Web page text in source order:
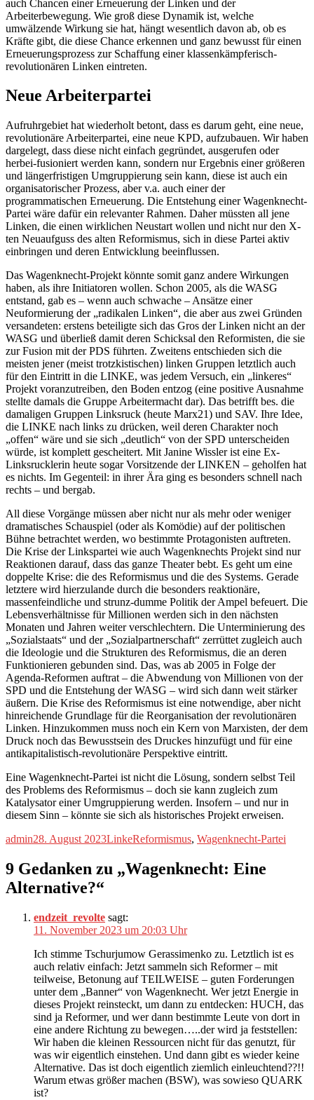
auch Chancen einer Erneuerung der Linken und der
Arbeiterbewegung. Wie groß diese Dynamik ist, welche
umwälzende Wirkung sie hat, hängt wesentlich davon ab, ob es
Kräfte gibt, die diese Chance erkennen und ganz bewusst für einen
Erneuerungsprozess zur Schaffung einer klassenkämpferisch-
revolutionären Linken eintreten.
Neue Arbeiterpartei
Aufruhrgebiet hat wiederholt betont, dass es darum geht, eine neue,
revolutionäre Arbeiterpartei, eine neue KPD, aufzubauen. Wir haben
dargelegt, dass diese nicht einfach gegründet, ausgerufen oder
herbei-fusioniert werden kann, sondern nur Ergebnis einer größeren
und längerfristigen Umgruppierung sein kann, diese ist auch ein
organisatorischer Prozess, aber v.a. auch einer der
programmatischen Erneuerung. Die Entstehung einer Wagenknecht-
Partei wäre dafür ein relevanter Rahmen. Daher müssten all jene
Linken, die einen wirklichen Neustart wollen und nicht nur den X-
ten Neuaufguss des alten Reformismus, sich in diese Partei aktiv
einbringen und deren Entwicklung beeinflussen.
Das Wagenknecht-Projekt könnte somit ganz andere Wirkungen
haben, als ihre Initiatoren wollen. Schon 2005, als die WASG
entstand, gab es – wenn auch schwache – Ansätze einer
Neuformierung der „radikalen Linken“, die aber aus zwei Gründen
versandeten: erstens beteiligte sich das Gros der Linken nicht an der
WASG und überließ damit deren Schicksal den Reformisten, die sie
zur Fusion mit der PDS führten. Zweitens entschieden sich die
meisten jener (meist trotzkistischen) linken Gruppen letztlich auch
für den Eintritt in die LINKE, was jedem Versuch, ein „linkeres“
Projekt voranzutreiben, den Boden entzog (eine positive Ausnahme
stellte damals die Gruppe Arbeitermacht dar). Das betrifft bes. die
damaligen Gruppen Linksruck (heute Marx21) und SAV. Ihre Idee,
die LINKE nach links zu drücken, weil deren Charakter noch
„offen“ wäre und sie sich „deutlich“ von der SPD unterscheiden
würde, ist komplett gescheitert. Mit Janine Wissler ist eine Ex-
Linksrucklerin heute sogar Vorsitzende der LINKEN – geholfen hat
es nichts. Im Gegenteil: in ihrer Ära ging es besonders schnell nach
rechts – und bergab.
All diese Vorgänge müssen aber nicht nur als mehr oder weniger
dramatisches Schauspiel (oder als Komödie) auf der politischen
Bühne betrachtet werden, wo bestimmte Protagonisten auftreten.
Die Krise der Linkspartei wie auch Wagenknechts Projekt sind nur
Reaktionen darauf, dass das ganze Theater bebt. Es geht um eine
doppelte Krise: die des Reformismus und die des Systems. Gerade
letztere wird hierzulande durch die besonders reaktionäre,
massenfeindliche und strunz-dumme Politik der Ampel befeuert. Die
Lebensverhältnisse für Millionen werden sich in den nächsten
Monaten und Jahren weiter verschlechtern. Die Unterminierung des
„Sozialstaats“ und der „Sozialpartnerschaft“ zerrüttet zugleich auch
die Ideologie und die Strukturen des Reformismus, die an deren
Funktionieren gebunden sind. Das, was ab 2005 in Folge der
Agenda-Reformen auftrat – die Abwendung von Millionen von der
SPD und die Entstehung der WASG – wird sich dann weit stärker
äußern. Die Krise des Reformismus ist eine notwendige, aber nicht
hinreichende Grundlage für die Reorganisation der revolutionären
Linken. Hinzukommen muss noch ein Kern von Marxisten, der dem
Druck noch das Bewusstsein des Druckes hinzufügt und für eine
antikapitalistisch-revolutionäre Perspektive eintritt.
Eine Wagenknecht-Partei ist nicht die Lösung, sondern selbst Teil
des Problems des Reformismus – doch sie kann zugleich zum
Katalysator einer Umgruppierung werden. Insofern – und nur in
diesem Sinn – könnte sie sich als historisches Projekt erweisen.
Autor
adminVeröffentlicht
28. August 2023Kategorien
LinkeSchlagwörter
Reformismus, Wagenknecht-Partei
9 Gedanken zu „Wagenknecht: Eine
Alternative?“
endzeit_revolte sagt:
11. November 2023 um 20:03 Uhr
Ich stimme Tschurjumow Gerassimenko zu. Letztlich ist es
auch relativ einfach: Jetzt sammeln sich Reformer – mit
teilweise, Betonung auf TEILWEISE – guten Forderungen
unter dem „Banner“ von Wagenknecht. Wer jetzt Energie in
dieses Projekt reinsteckt, um dann zu entdecken: HUCH, das
sind ja Reformer, und wer dann bestimmte Leute von dort in
eine andere Richtung zu bewegen…..der wird ja feststellen:
Wir haben die kleinen Ressourcen nicht für das genutzt, für
was wir eigentlich einstehen. Und dann gibt es wieder keine
Alternative. Das ist doch eigentlich ziemlich einleuchtend??!!
Warum etwas größer machen (BSW), was sowieso QUARK
ist?